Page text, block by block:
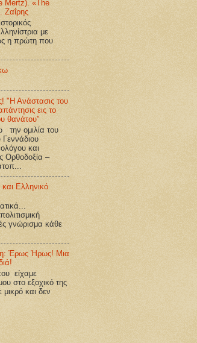
Mertz). «The
Ζαΐρης
με
η πρώτη που
"Η Ανάστασις του
εις το
θανάτου"
την ομιλία του
Γεννάδιου
και
Ορθοδοξία –
Ελληνικό
γνώρισμα κάθε
Έρως Ήρως! Μια
είχαμε
στο εξοχικό της
μικρό και δεν